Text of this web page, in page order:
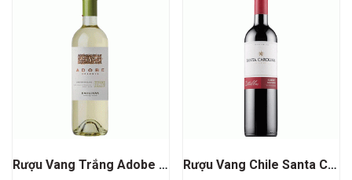
Rượu Vang Trắng Adobe Reserva Sauvigon Blanc Rượu Vang Chile Santa Carolina Estrellas Cabernet Sauvignon